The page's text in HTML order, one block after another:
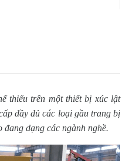
thiếu trên một thiết bị xúc lật
đầy đủ các loại gầu trang bị
dạng các ngành nghề.